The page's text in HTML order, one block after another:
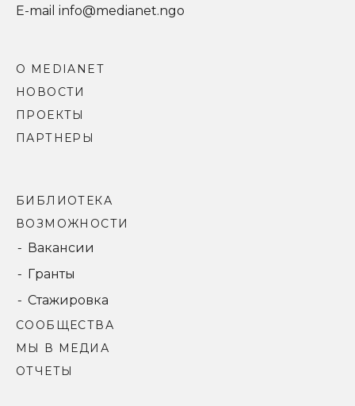
E-mail info@medianet.ngo
О MEDIANET
НОВОСТИ
ПРОЕКТЫ
ПАРТНЕРЫ
БИБЛИОТЕКА
ВОЗМОЖНОСТИ
Вакансии
Гранты
Стажировка
СООБЩЕСТВА
МЫ В МЕДИА
ОТЧЕТЫ